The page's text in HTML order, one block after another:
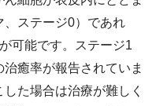
、ステージ0）であれ
可能です。ステージ1
癒率が報告されていま
た場合は治療が難しく